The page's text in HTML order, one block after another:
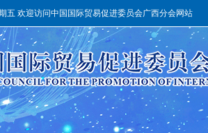
五 欢迎访问中国国际贸易促进委员会广西分会网站